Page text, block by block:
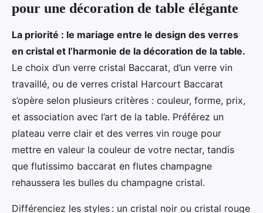
pour une décoration de table élégante
La priorité : le mariage entre le design des verres
en cristal et l’harmonie de la décoration de la table.
Le choix d’un verre cristal Baccarat, d’un verre vin
travaillé, ou de verres cristal Harcourt Baccarat
s’opère selon plusieurs critères : couleur, forme, prix,
et association avec l’art de la table. Préférez un
plateau verre clair et des verres vin rouge pour
mettre en valeur la couleur de votre nectar, tandis
que flutissimo baccarat en flutes champagne
rehaussera les bulles du champagne cristal.
Différenciez les styles : un cristal noir ou cristal rouge